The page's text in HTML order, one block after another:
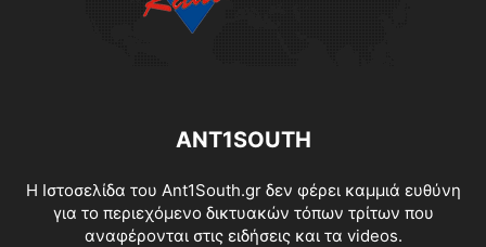
ANT1SOUTH
Η Ιστοσελίδα του Ant1South.gr δεν φέρει καμμιά ευθύνη
για το περιεχόμενο δικτυακών τόπων τρίτων που
αναφέρονται στις ειδήσεις και τα videos.